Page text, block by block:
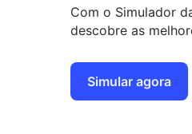
Com o Simulador
descobre as
Simular agora